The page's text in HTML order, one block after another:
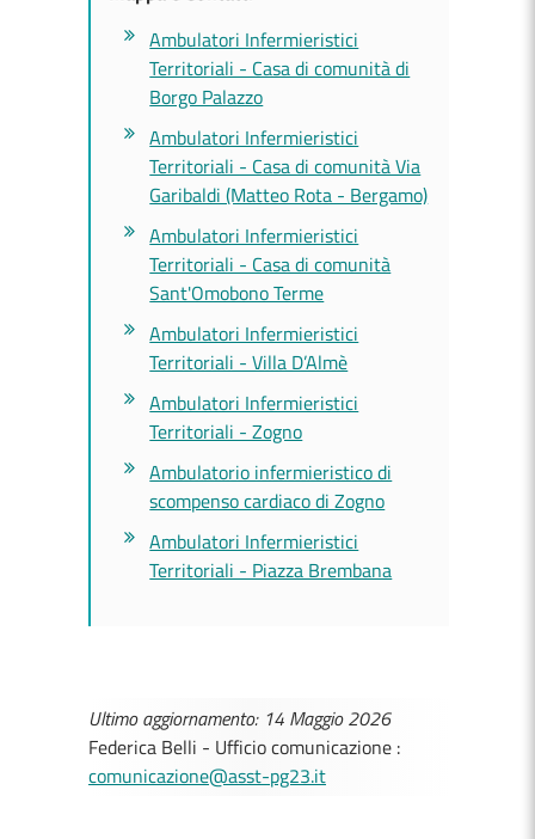
Ambulatori Infermieristici
Territoriali - Casa di comunità di
Borgo Palazzo
Ambulatori Infermieristici
Territoriali - Casa di comunità Via
Garibaldi (Matteo Rota - Bergamo)
Ambulatori Infermieristici
Territoriali - Casa di comunità
Sant'Omobono Terme
Ambulatori Infermieristici
Territoriali - Villa D’Almè
Ambulatori Infermieristici
Territoriali - Zogno
Ambulatorio infermieristico di
scompenso cardiaco di Zogno
Ambulatori Infermieristici
Territoriali - Piazza Brembana
Ultimo aggiornamento: 14 Maggio 2026
Federica Belli - Ufficio comunicazione :
comunicazione@asst-pg23.it